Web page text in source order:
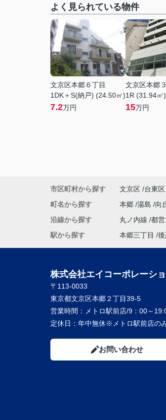
よく見られている物件
文京区本郷６丁目
1DK＋S(納戸) (24.50㎡)
7.2万円
文京区本郷
1R (31.94㎡)
15万円
市区町村から探す 文京区 台東区
町名から探す
本郷 湯島 向
沿線から探す
丸ノ内線 都
駅から探す
本郷三丁目 後
株式会社エイコーポレーシ
〒113-0033
東京都文京区本郷２丁目39-5
営業時間：
メトロ駅前店/9：00～
定休日： 年中無休※メトロ駅前店の
お問い合わせ